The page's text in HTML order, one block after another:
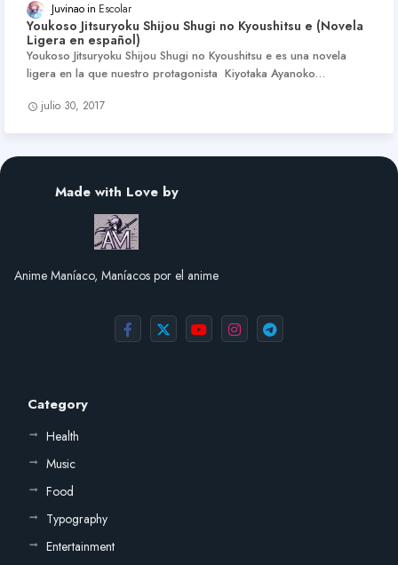
Juvinao Escolar
Youkoso Jitsuryoku Shijou Shugi no Kyoushitsu e (Novela
Ligera en español)
Youkoso Jitsuryoku Shijou Shugi no Kyoushitsu e es una novela
ligera en la que nuestro protagonista Kiyotaka Ayanoko…
julio 30, 2017
Made with Love by
Anime Maníaco, Maníacos por el anime
Category
Health
Music
Food
Typography
Entertainment